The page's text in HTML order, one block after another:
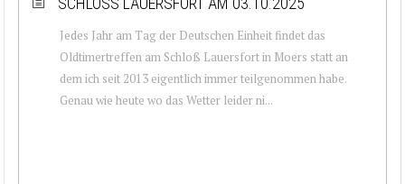
Jedes Jahr am Tag der Deutschen Einheit findet das
Oldtimertreffen am Schloß Lauersfort in Moers statt an
dem ich seit 2013 eigentlich immer teilgenommen habe.
Genau wie heute wo das Wetter leider ni...